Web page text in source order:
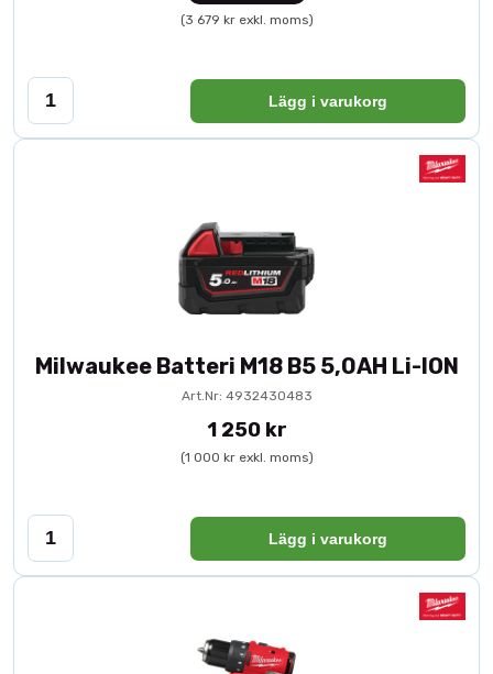
(3 679 kr exkl. moms)
Lägg i varukorg
Milwaukee Batteri M18 B5 5,0AH Li-ION
Art.Nr: 4932430483
1 250 kr
(1 000 kr exkl. moms)
Lägg i varukorg